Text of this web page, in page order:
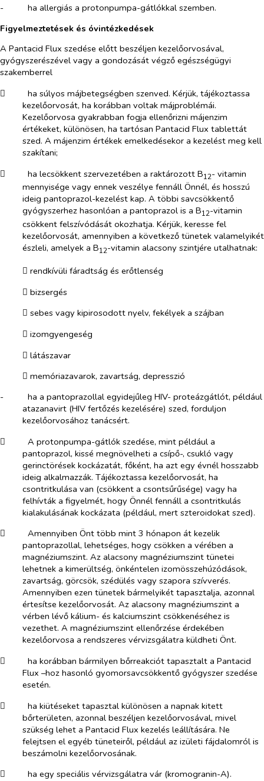
-​
ha allergiás a protonpumpa-gátlókkal szemben.
Figyelmeztetések és óvintézkedések
A Pantacid Flux szedése előtt beszéljen kezelőorvosával,
gyógyszerészével vagy a gondozását végző egészségügyi
szakemberrel
​
ha súlyos májbetegségben szenved. Kérjük, tájékoztassa
kezelőorvosát, ha korábban voltak májproblémái.
Kezelőorvosa gyakrabban fogja ellenőrizni májenzim
értékeket, különösen, ha tartósan Pantacid Flux tablettát
szed. A májenzim értékek emelkedésekor a kezelést meg kell
szakítani;
​
ha lecsökkent szervezetében a raktározott B12- vitamin
mennyisége vagy ennek veszélye fennáll Önnél, és hosszú
ideig pantoprazol-kezelést kap. A többi savcsökkentő
gyógyszerhez hasonlóan a pantoprazol is a B12-vitamin
csökkent felszívódását okozhatja. Kérjük, keresse fel
kezelőorvosát, amennyiben a következő tünetek valamelyikét
észleli, amelyek a B12-vitamin alacsony szintjére utalhatnak:
​ rendkívüli fáradtság és erőtlenség
​ bizsergés
​ sebes vagy kipirosodott nyelv, fekélyek a szájban
​ izomgyengeség
​ látászavar
​ memóriazavarok, zavartság, depresszió
-​
ha a pantoprazollal egyidejűleg HIV- proteázgátlót, például
atazanavirt (HIV fertőzés kezelésére) szed, forduljon
kezelőorvosához tanácsért.
​
A protonpumpa-gátlók szedése, mint például a
pantoprazol, kissé megnövelheti a csípő-, csukló vagy
gerinctörések kockázatát, főként, ha azt egy évnél hosszabb
ideig alkalmazzák. Tájékoztassa kezelőorvosát, ha
csontritkulása van (csökkent a csontsűrűsége) vagy ha
felhívták a figyelmét, hogy Önnél fennáll a csontritkulás
kialakulásának kockázata (például, mert szteroidokat szed).
​
Amennyiben Önt több mint 3 hónapon át kezelik
pantoprazollal, lehetséges, hogy csökken a vérében a
magnéziumszint. Az alacsony magnéziumszint tünetei
lehetnek a kimerültség, önkéntelen izomösszehúzódások,
zavartság, görcsök, szédülés vagy szapora szívverés.
Amennyiben ezen tünetek bármelyikét tapasztalja, azonnal
értesítse kezelőorvosát. Az alacsony magnéziumszint a
vérben lévő kálium- és kalciumszint csökkenéséhez is
vezethet. A magnéziumszint ellenőrzése érdekében
kezelőorvosa a rendszeres vérvizsgálatra küldheti Önt.
​
ha korábban bármilyen bőrreakciót tapasztalt a Pantacid
Flux –hoz hasonló gyomorsavcsökkentő gyógyszer szedése
esetén.
​
ha kiütéseket tapasztal különösen a napnak kitett
bőrterületen, azonnal beszéljen kezelőorvosával, mivel
szükség lehet a Pantacid Flux kezelés leállítására. Ne
felejtsen el egyéb tüneteiről, például az izületi fájdalomról is
beszámolni kezelőorvosának.
​
ha egy speciális vérvizsgálatra vár (kromogranin-A).